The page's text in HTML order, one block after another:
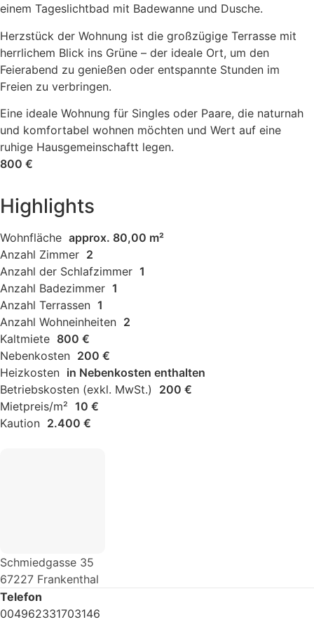
einem Tageslichtbad mit Badewanne und Dusche.
Herzstück der Wohnung ist die großzügige Terrasse mit
herrlichem Blick ins Grüne – der ideale Ort, um den
Feierabend zu genießen oder entspannte Stunden im
Freien zu verbringen.
Eine ideale Wohnung für Singles oder Paare, die naturnah
und komfortabel wohnen möchten und Wert auf eine
ruhige Hausgemeinschaftt legen.
800 €
Highlights
Wohnfläche approx. 80,00 m²
Anzahl Zimmer 2
Anzahl der Schlafzimmer 1
Anzahl Badezimmer 1
Anzahl Terrassen 1
Anzahl Wohneinheiten 2
Kaltmiete 800 €
Nebenkosten 200 €
Heizkosten in Nebenkosten enthalten
Betriebskosten (exkl. MwSt.)
200 €
Mietpreis/m² 10 €
Kaution 2.400 €
Schmiedgasse 35
67227 Frankenthal
Telefon
004962331703146